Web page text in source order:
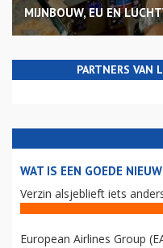
MIJNBOUW, EU EN
PARTNERS VAN
WAT IS EEN GOEDE
Verzin alsjeblieft iets
European Airlines Group